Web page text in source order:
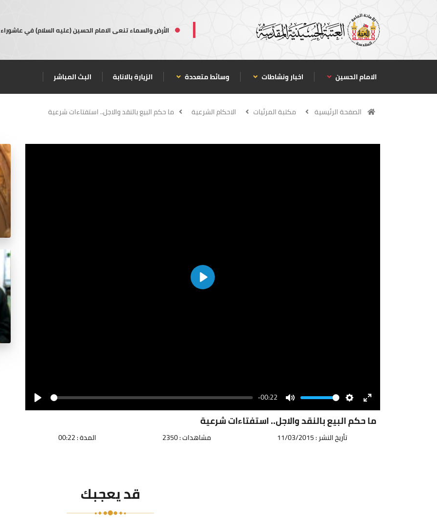
الأرض والسماء تنعى الامام الحسين (عليه السلام) في عاشوراء
الامام الحسين اخبار ونشاطات وسائط متعددة الزيارة بالانابة البث المباشر
الصفحة الرئيسية مكتبة المرئيات الاحكام الشرعية ما حكم البيع بالنقد والاجل.. استفتاءات شرعية
Play
Play
Seek -00:22
Mute
Volume
SettingsEnter
fullscreenما حكم البيع بالنقد والاجل.. استفتاءات شرعية
تأريخ النشر : 11/03/2015 مشاهدات : 2350 المدة : 00:22
قد يعجبك